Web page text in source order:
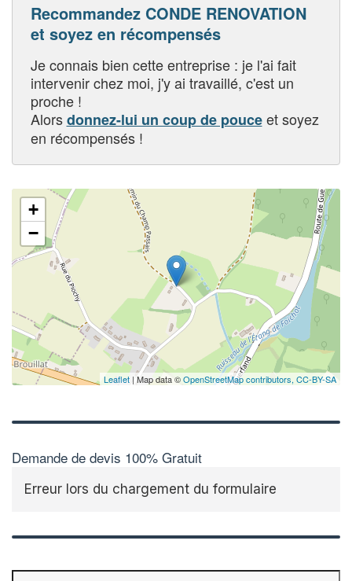
Recommandez CONDE RENOVATION
et soyez en récompensés
Je connais bien cette entreprise : je l'ai fait
intervenir chez moi, j'y ai travaillé, c'est un
proche !
Alorsdonnez-lui un coup de pouceet soyez
en récompensés !
+
−
Leaflet | Map data ©OpenStreetMap contributors, CC-BY-SA
Demande de devis 100% Gratuit
Erreur lors du chargement du formulaire